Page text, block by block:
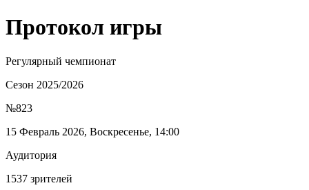
Протокол игры
Регулярный чемпионат
Сезон 2025/2026
№823
15 Февраль 2026, Воскресенье, 14:00
Аудитория
1537 зрителей